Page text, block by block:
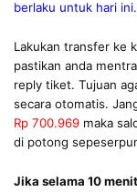
berlaku untuk hari
Lakukan transfer ke
pastikan anda
reply tiket. Tujuan
secara otomatis.
Rp 700.969 maka
di potong
Jika selama 10